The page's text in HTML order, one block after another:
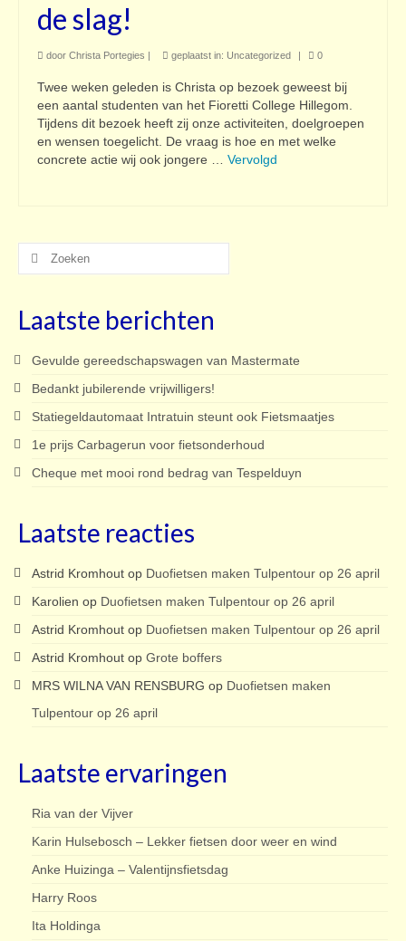
de slag!
door Christa Portegies | geplaatst in: Uncategorized | 0
Twee weken geleden is Christa op bezoek geweest bij
een aantal studenten van het Fioretti College Hillegom.
Tijdens dit bezoek heeft zij onze activiteiten, doelgroepen
en wensen toegelicht. De vraag is hoe en met welke
concrete actie wij ook jongere … Vervolgd
Zoeken
Laatste berichten
Gevulde gereedschapswagen van Mastermate
Bedankt jubilerende vrijwilligers!
Statiegeldautomaat Intratuin steunt ook Fietsmaatjes
1e prijs Carbagerun voor fietsonderhoud
Cheque met mooi rond bedrag van Tespelduyn
Laatste reacties
Astrid Kromhout op Duofietsen maken Tulpentour op 26 april
Karolien op Duofietsen maken Tulpentour op 26 april
Astrid Kromhout op Duofietsen maken Tulpentour op 26 april
Astrid Kromhout op Grote boffers
MRS WILNA VAN RENSBURG op Duofietsen maken
Tulpentour op 26 april
Laatste ervaringen
Ria van der Vijver
Karin Hulsebosch – Lekker fietsen door weer en wind
Anke Huizinga – Valentijnsfietsdag
Harry Roos
Ita Holdinga